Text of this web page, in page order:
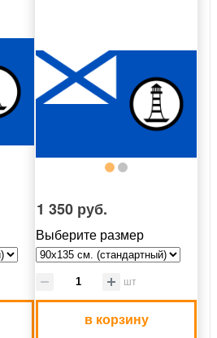
1 350 руб.
Выберите размер
шт
в корзину